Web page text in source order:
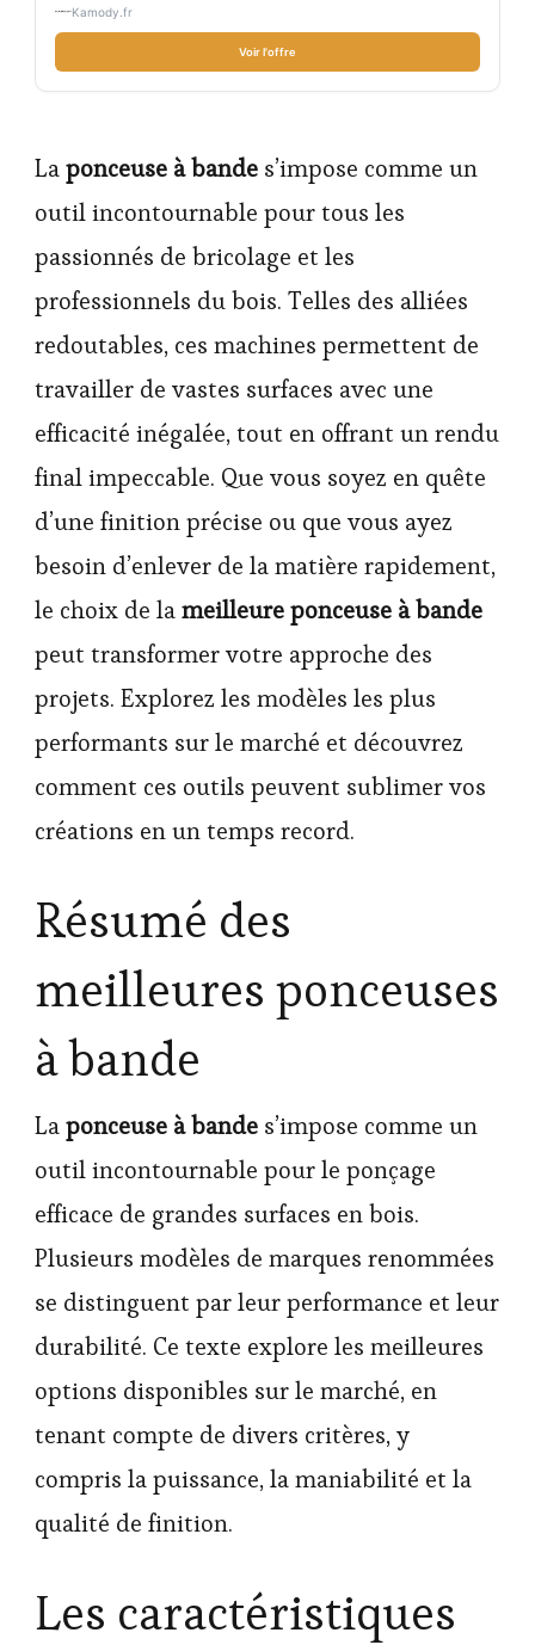
Kamody.fr
Voir l'offre
Laponceuse à bande s’impose comme un
outil incontournable pour tous les
passionnés de bricolage et les
professionnels du bois. Telles des alliées
redoutables, ces machines permettent de
travailler de vastes surfaces avec une
efficacité inégalée, tout en offrant un rendu
final impeccable. Que vous soyez en quête
d’une finition précise ou que vous ayez
besoin d’enlever de la matière rapidement,
le choix de lameilleure ponceuse à bande
peut transformer votre approche des
projets. Explorez les modèles les plus
performants sur le marché et découvrez
comment ces outils peuvent sublimer vos
créations en un temps record.
Résumé des
meilleures ponceuses
à bande
Laponceuse à bande s’impose comme un
outil incontournable pour le ponçage
efficace de grandes surfaces en bois.
Plusieurs modèles de marques renommées
se distinguent par leur performance et leur
durabilité. Ce texte explore les meilleures
options disponibles sur le marché, en
tenant compte de divers critères, y
compris la puissance, la maniabilité et la
qualité de finition.
Les caractéristiques